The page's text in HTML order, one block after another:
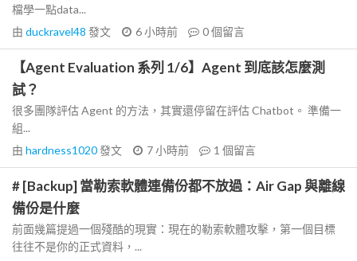
檔學一點data...
由 duckravel48 發文 6 小時前 0個留言
【Agent Evaluation 系列 1/6】Agent 到底該怎麼測
試？
很多團隊評估 Agent 的方法，其實還停留在評估 Chatbot。 準備一
組...
由 hardness1020發文 7 小時前 1 個留言
# [Backup] 當勒索軟體連備份都不放過：Air Gap 與離線
備份是什麼
前面幾篇提過一個殘酷的現實：現在的勒索軟體攻擊，第一個目標
往往不是你的正式資料，...